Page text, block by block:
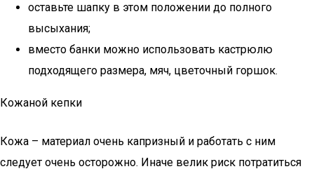
оставьте шапку в этом положении до полного
высыхания;
вместо банки можно использовать кастрюлю
подходящего размера, мяч, цветочный горшок.
Кожаной кепки
Кожа – материал очень капризный и работать с ним
следует очень осторожно. Иначе велик риск потратиться